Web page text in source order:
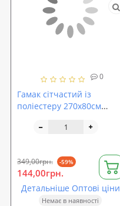
0
Гамак сітчастий із
поліестеру 270х80см
349,00грн. -59%
144,00грн.
Детальніше Оптові ціни
Немає в наявності